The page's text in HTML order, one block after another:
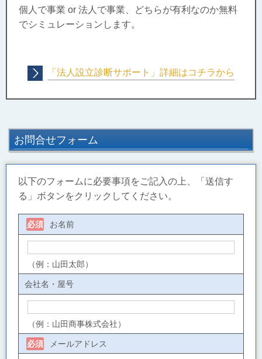
個人で事業 or 法人で事業、どちらが有利なのか無料
でシミュレーションします。
「法人設立診断サポート」詳細はコチラから
お問合せフォーム
以下のフォームに必要事項をご記入の上、「送信す
る」ボタンをクリックしてください。
お名前
必須
（例：山田太郎）
会社名・屋号
（例：山田商事株式会社）
メールアドレス
必須